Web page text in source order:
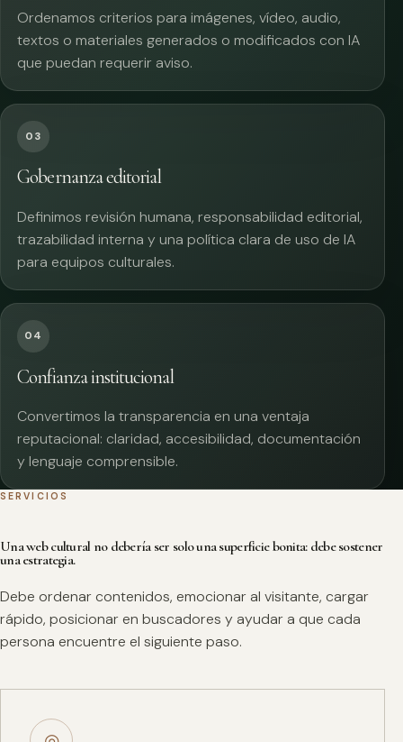
Ordenamos criterios para imágenes, vídeo, audio,
textos o materiales generados o modificados con IA
que puedan requerir aviso.
03
Gobernanza editorial
Definimos revisión humana, responsabilidad editorial,
trazabilidad interna y una política clara de uso de IA
para equipos culturales.
04
Confianza institucional
Convertimos la transparencia en una ventaja
reputacional: claridad, accesibilidad, documentación
y lenguaje comprensible.
SERVICIOS
Una web cultural no debería ser solo una superficie bonita: debe sostener
una estrategia.
Debe ordenar contenidos, emocionar al visitante, cargar
rápido, posicionar en buscadores y ayudar a que cada
persona encuentre el siguiente paso.